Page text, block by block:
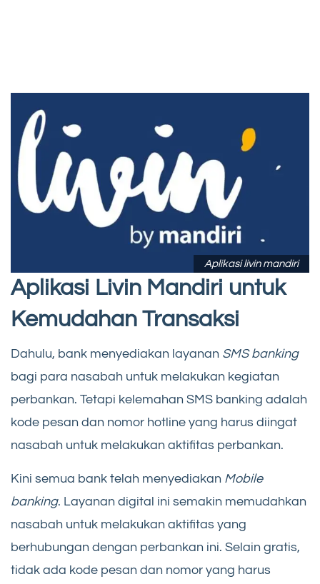
Aplikasi livin mandiri
Aplikasi Livin Mandiri untuk
Kemudahan Transaksi
Dahulu, bank menyediakan layanan SMS banking
bagi para nasabah untuk melakukan kegiatan
perbankan. Tetapi kelemahan SMS banking adalah
kode pesan dan nomor hotline yang harus diingat
nasabah untuk melakukan aktifitas perbankan.
Kini semua bank telah menyediakan Mobile
banking. Layanan digital ini semakin memudahkan
nasabah untuk melakukan aktifitas yang
berhubungan dengan perbankan ini. Selain gratis,
tidak ada kode pesan dan nomor yang harus